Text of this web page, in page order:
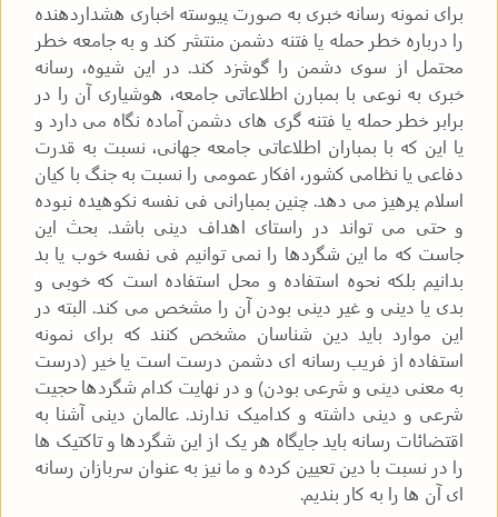
برای نمونه رسانه خبری به صورت پیوسته اخباری هشداردهنده
را درباره خطر حمله یا فتنه دشمن منتشر کند و به جامعه خطر
محتمل از سوی دشمن را گوشزد کند. در این شیوه، رسانه
خبری به نوعی با بمبارن اطلاعاتی جامعه، هوشیاری آن را در
برابر خطر حمله یا فتنه گری های دشمن آماده نگاه می دارد و
یا این که با بمباران اطلاعاتی جامعه جهانی، نسبت به قدرت
دفاعی یا نظامی کشور، افکار عمومی را نسبت به جنگ با کیان
اسلام پرهیز می دهد. چنین بمبارانی فی نفسه نکوهیده نبوده
و حتی می تواند در راستای اهداف دینی باشد. بحث این
جاست که ما این شگردها را نمی توانیم فی نفسه خوب یا بد
بدانیم بلکه نحوه استفاده و محل استفاده است که خوبی و
بدی یا دینی و غیر دینی بودن آن را مشخص می کند. البته در
این موارد باید دین شناسان مشخص کنند که برای نمونه
استفاده از فریب رسانه ای دشمن درست است یا خیر (درست
به معنی دینی و شرعی بودن) و در نهایت کدام شگردها حجیت
شرعی و دینی داشته و کدامیک ندارند. عالمان دینی آشنا به
اقتضائات رسانه باید جایگاه هر یک از این شگردها و تاکتیک ها
را در نسبت با دین تعیین کرده و ما نیز به عنوان سربازان رسانه
ای آن ها را به کار بندیم.